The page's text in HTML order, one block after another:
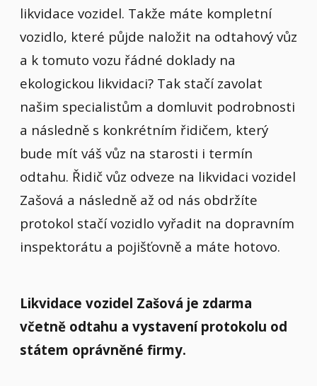
likvidace vozidel. Takže máte kompletní
vozidlo, které půjde naložit na odtahový vůz
a k tomuto vozu řádné doklady na
ekologickou likvidaci? Tak stačí zavolat
našim specialistům a domluvit podrobnosti
a následně s konkrétním řidičem, který
bude mít váš vůz na starosti i termín
odtahu. Řidič vůz odveze na likvidaci vozidel
Zašová a následně až od nás obdržíte
protokol stačí vozidlo vyřadit na dopravním
inspektorátu a pojišťovně a máte hotovo.
Likvidace vozidel Zašová je zdarma
včetně odtahu a vystavení protokolu od
státem oprávněné firmy.